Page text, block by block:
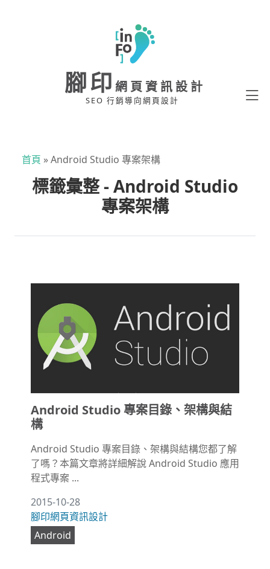
腳印 網頁資訊設計
SEO 行銷導向網頁設計
首頁 »Android Studio 專案架構
標籤彙整 - Android Studio
專案架構
Android Studio 專案目錄、架構與結
構
Android Studio 專案目錄、架構與結構您都了解
了嗎？本篇文章將詳細解說 Android Studio 應用
程式專案 ...
2015-10-28
腳印網頁資訊設計
Android